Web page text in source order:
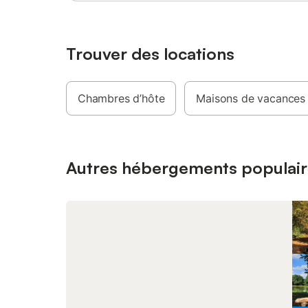
hectare,
au
appeler
élément
Trouver des locations
Chambres d’hôte Maisons de vacances
Autres hébergements